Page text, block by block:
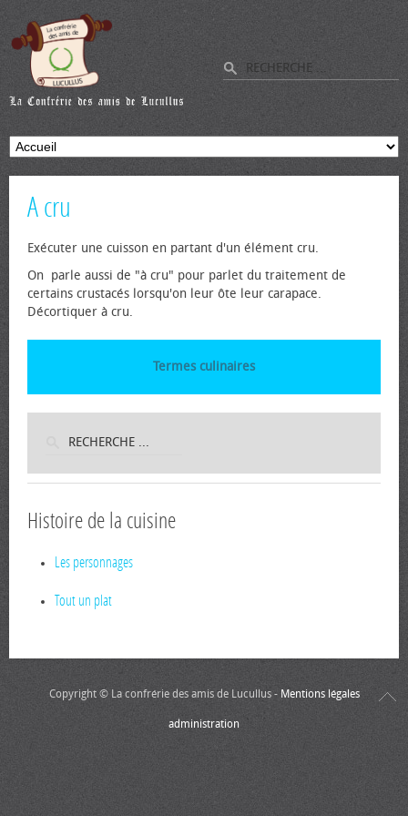
A cru
Exécuter une cuisson en partant d'un élément cru.
On parle aussi de "à cru" pour parlet du traitement de
certains crustacés lorsqu'on leur ôte leur carapace.
Décortiquer à cru.
Termes culinaires
Histoire de la cuisine
Les personnages
Tout un plat
Copyright © La confrérie des amis de Lucullus - Mentions légales
administration